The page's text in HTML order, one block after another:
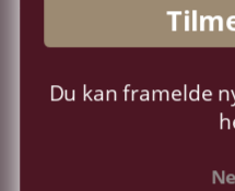
Du kan framelde